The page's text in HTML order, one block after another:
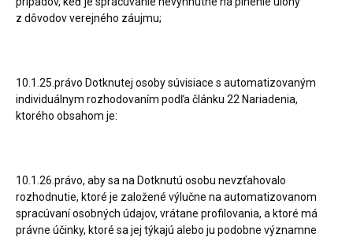
z dôvodov verejného záujmu;
10.1.25.právo Dotknutej osoby súvisiace s automatizovaným
individuálnym rozhodovaním podľa článku 22 Nariadenia,
ktorého obsahom je:
10.1.26.právo, aby sa na Dotknutú osobu nevzťahovalo
rozhodnutie, ktoré je založené výlučne na automatizovanom
spracúvaní osobných údajov, vrátane profilovania, a ktoré má
právne účinky, ktoré sa jej týkajú alebo ju podobne významne